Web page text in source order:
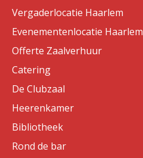
Vergaderlocatie Haarlem
Evenementenlocatie Haarlem
Offerte Zaalverhuur
Catering
De Clubzaal
Heerenkamer
Bibliotheek
Rond de bar